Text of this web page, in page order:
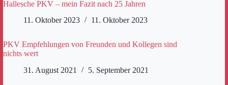
Hallesche PKV – mein Fazit nach 25 Jahren
11. Oktober 2023
11. Oktober 2023
PKV Empfehlungen von Freunden und Kollegen sind
nichts wert
31. August 2021
5. September 2021